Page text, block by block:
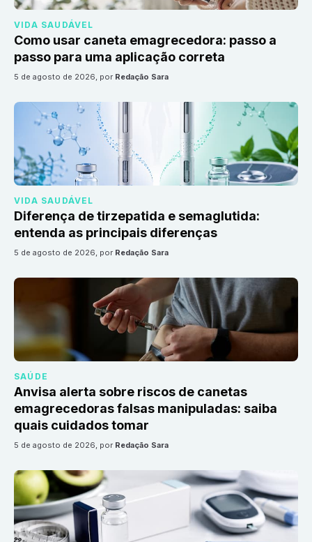
VIDA SAUDÁVEL
Como usar caneta emagrecedora: passo a
passo para uma aplicação correta
5 de agosto de 2026, por Redação Sara
VIDA SAUDÁVEL
Diferença de tirzepatida e semaglutida:
entenda as principais diferenças
5 de agosto de 2026, por Redação Sara
SAÚDE
Anvisa alerta sobre riscos de canetas
emagrecedoras falsas manipuladas: saiba
quais cuidados tomar
5 de agosto de 2026, por Redação Sara